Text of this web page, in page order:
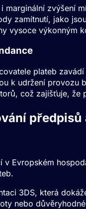
marginální zvýšení
zamítnutí, jako
vysoce výkonným
plateb
k udržení provozu
což zajišťuje,
Evropském
3DS, která
nebo